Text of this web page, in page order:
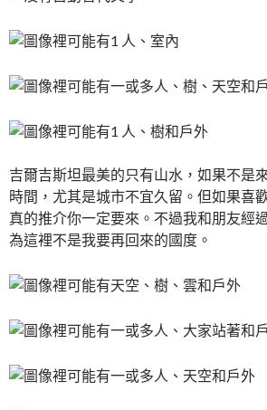
吉爾吉斯坦最美的只有山水，如果不是
時間，尤其是城市不宜久留。但如果喜
真的推介你一定要來。不過我和朋友經
為這裡不是我要再回來的國度。